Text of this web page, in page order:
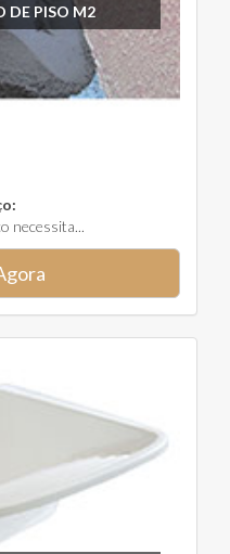
DE PISO M2
necessita...